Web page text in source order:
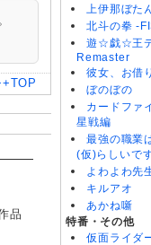
品
上伊那ぼた
北斗の拳 -
遊☆戯☆王
Remaster
彼女、お借
ぼのぼの
カードファ
星戦編
最強の職業
(仮)らしいで
よわよわ先
キルアオ
あかね噺
特番・その他
仮面ライダ